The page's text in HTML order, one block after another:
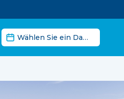
Nachrichten-Datumsfilter
Datum